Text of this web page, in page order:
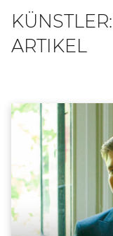
ARTIKEL